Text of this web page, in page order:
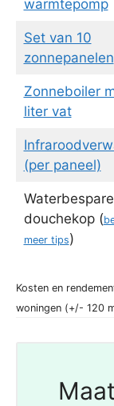
warmtepomp
Set van 10
zonnepanelen
Zonneboiler
liter vat
(per paneel)
douchekop (
meer tips)
Kosten en
woningen (+/- 120